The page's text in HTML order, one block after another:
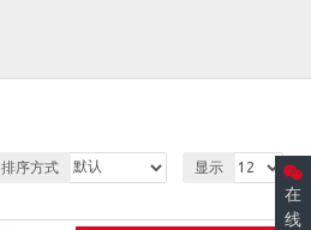
排序方式 显示
在
线